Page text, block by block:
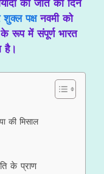
की जीत का दिन
पक्षनवमी को
रूप में संपूर्ण भारत
है।
की मिसाल
के प्राण